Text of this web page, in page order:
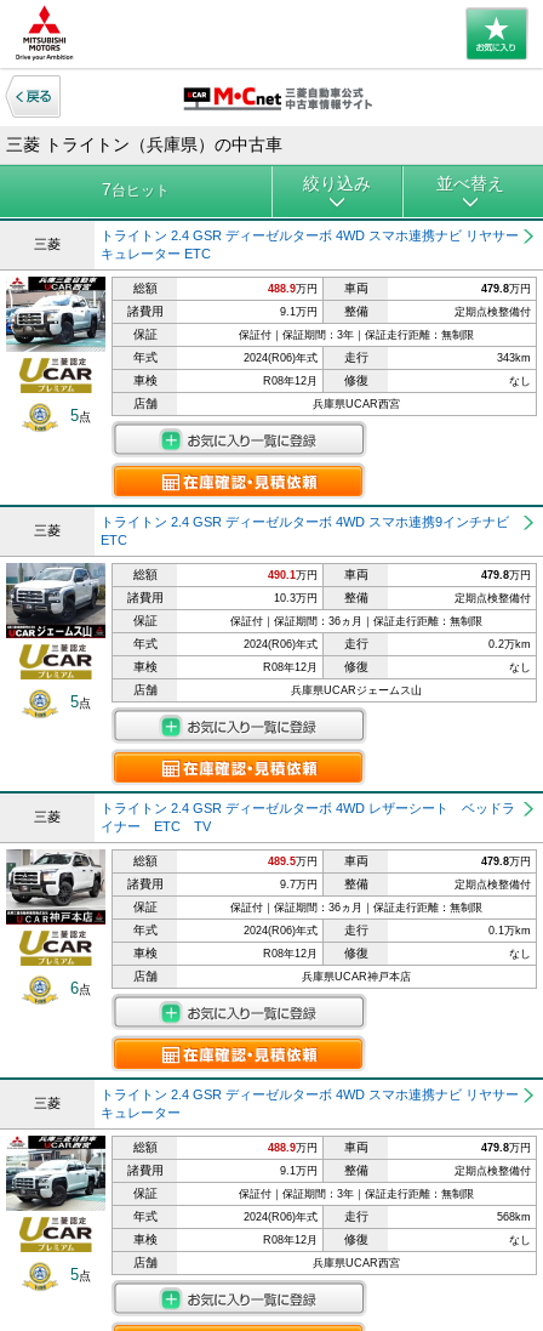
三菱 トライトン（兵庫県）の中古車
7台ヒット 絞り込み 並べ替え
三菱
トライトン 2.4 GSR ディーゼルターボ 4WD スマホ連携ナビ リヤサー
キュレーター ETC
5点
総額 488.9万円 車両 479.8万円
諸費用 9.1万円 整備 定期点検整備付
保証 保証付｜保証期間：3年｜保証走行距離：無制限
年式 2024(R06)年式 走行 343km
車検 R08年12月 修復 なし
店舗 兵庫県UCAR西宮
三菱
トライトン 2.4 GSR ディーゼルターボ 4WD スマホ連携9インチナビ
ETC
5点
総額 490.1万円 車両 479.8万円
諸費用 10.3万円 整備 定期点検整備付
保証 保証付｜保証期間：36ヵ月｜保証走行距離：無制限
年式 2024(R06)年式 走行 0.2万km
車検 R08年12月 修復 なし
店舗 兵庫県UCARジェームス山
三菱
トライトン 2.4 GSR ディーゼルターボ 4WD レザーシート ベッドラ
イナー ETC TV
6点
総額 489.5万円 車両 479.8万円
諸費用 9.7万円 整備 定期点検整備付
保証 保証付｜保証期間：36ヵ月｜保証走行距離：無制限
年式 2024(R06)年式 走行 0.1万km
車検 R08年12月 修復 なし
店舗 兵庫県UCAR神戸本店
三菱
トライトン 2.4 GSR ディーゼルターボ 4WD スマホ連携ナビ リヤサー
キュレーター
5点
総額 488.9万円 車両 479.8万円
諸費用 9.1万円 整備 定期点検整備付
保証 保証付｜保証期間：3年｜保証走行距離：無制限
年式 2024(R06)年式 走行 568km
車検 R08年12月 修復 なし
店舗 兵庫県UCAR西宮